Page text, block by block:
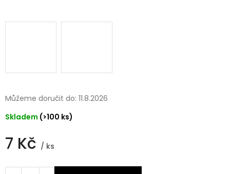
7 Kč / ks
cena:
Skladem (>100 ks)
Můžeme doručit do: 11.8.2026